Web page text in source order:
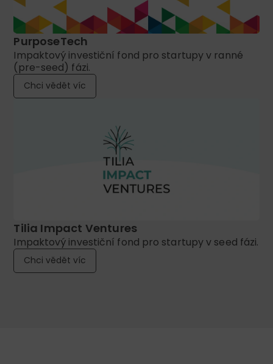
PurposeTech
Impaktový investiční fond pro startupy v ranné
(pre-seed) fázi.
Chci vědět víc
Tilia Impact Ventures
Impaktový investiční fond pro startupy v seed fázi.
Chci vědět víc